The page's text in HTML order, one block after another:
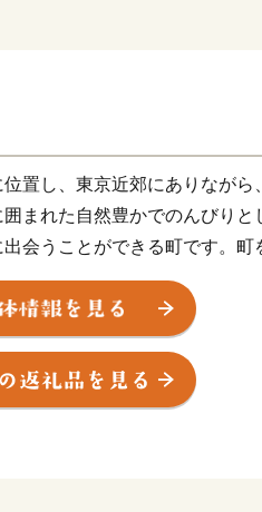
置し、東京近郊にありながら
まれた自然豊かでのんびりと
会うことができる町です。町
は、地質学的にも貴重である
景となっており、一帯が、国
ます。また、風景だけでなく
ポン一つ星を獲得した寶登山
フティング等のアクティビテ
万人の観光客の皆さんに訪れて